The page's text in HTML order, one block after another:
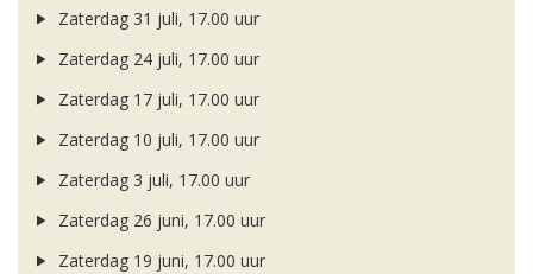
Zaterdag 31 juli, 17.00 uur
Zaterdag 24 juli, 17.00 uur
Zaterdag 17 juli, 17.00 uur
Zaterdag 10 juli, 17.00 uur
Zaterdag 3 juli, 17.00 uur
Zaterdag 26 juni, 17.00 uur
Zaterdag 19 juni, 17.00 uur